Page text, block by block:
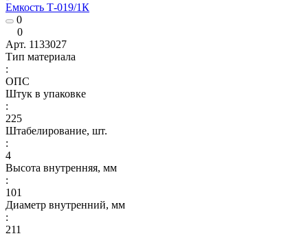
Емкость Т-019/1К
0
0
Арт. 1133027
Тип материала
:
ОПС
Штук в упаковке
:
225
Штабелирование, шт.
:
4
Высота внутренняя, мм
:
101
Диаметр внутренний, мм
:
211